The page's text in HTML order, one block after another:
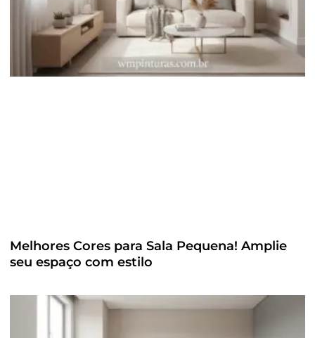
Melhores Cores para Sala Pequena! Amplie
seu espaço com estilo